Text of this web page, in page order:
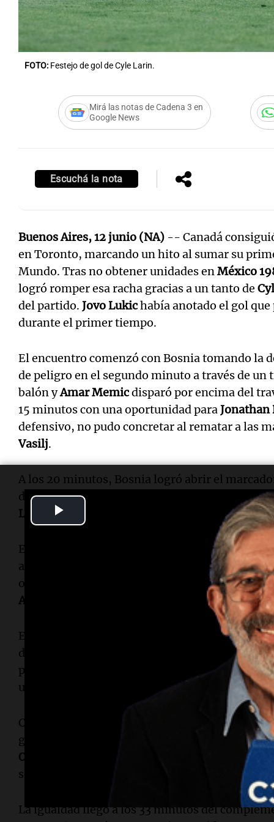
FOTO: Festejo de gol de Cyle Larin.
Mirá las notas de Cadena 3 en
Google News
Escuchá la nota
Buenos Aires, 12 junio (NA) -- Canadá
en Toronto, marcando un hito al sumar su
Mundo. Tras no obtener unidades enMéxico
logró romper esa racha gracias a un tanto de
del partido. Jovo Lukichabía anotado el gol que
durante el primer tiempo.
El encuentro comenzó con Bosnia tomando la
de peligro en el segundo minuto a través de un
balón yAmar Memicdisparó por encima del
15 minutos con una oportunidad paraJonathan
defensivo, no pudo concretar al rematar a las
Vasilj.
A los 20 minutos, Bosnia logró abrir el
derecha.Ivan Basic Sead
Lukic
apareció en el área chica para cabecear y
El conjunto dirigido por Jesse Marschintentó
aunque le costó encontrar profundidad.
Tani
oportunidad, pero su remate se fue por encima
Agencia Noticias Argentinas.
En el segundo tiempo, ambos equipos tuvieron
desarrolló una jugada colectiva que terminó
pero
despejó sobre la línea, mientras
un contragolpe favorable en los pies de
Con la necesidad de un gol, el equipo local
generar peligro.
probó desde media
Oluwaseyi
estuvo cerca con un cabezazo que
sobre la línea.
La igualdad llegó a los 33 minutos del